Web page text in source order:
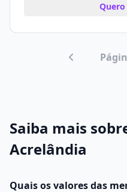
Saiba mais
Acrelândia
Quais os valores das